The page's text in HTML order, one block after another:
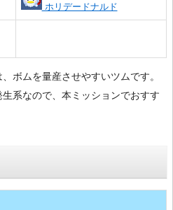
ホリデードナルド
ボムを量産させやすいツムです。
系なので、本ミッションでおすす